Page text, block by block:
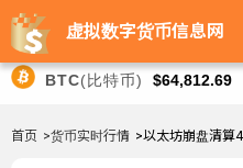
虚拟数字货币信息网
BTC(比特币) $64,812.69
首页 >货币实时行情 >以太坊崩盘清算